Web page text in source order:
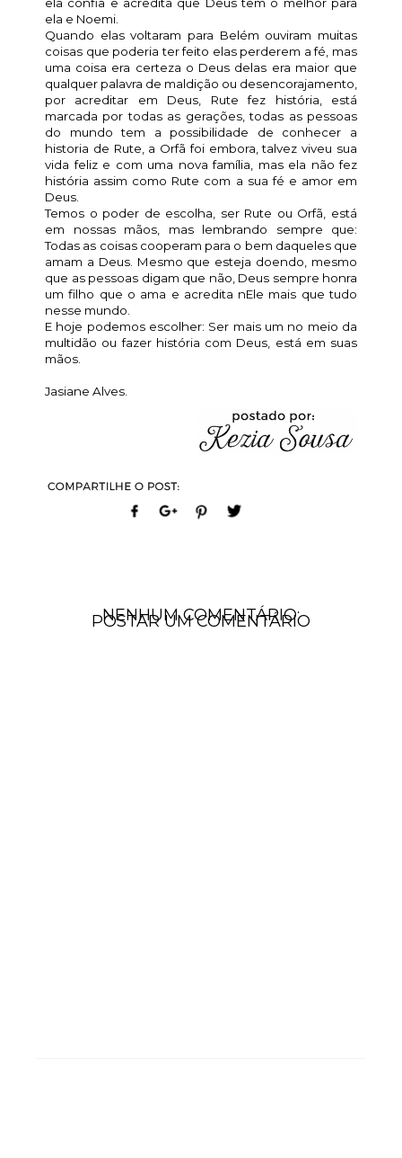
ela e Noemi.
Quando elas voltaram para Belém ouviram muitas
coisas que poderia ter feito elas perderem a fé, mas
uma coisa era certeza o Deus delas era maior que
qualquer palavra de maldição ou desencorajamento,
por acreditar em Deus, Rute fez história, está
marcada por todas as gerações, todas as pessoas
do mundo tem a possibilidade de conhecer a
historia de Rute, a Orfã foi embora, talvez viveu sua
vida feliz e com uma nova família, mas ela não fez
história assim como Rute com a sua fé e amor em
Deus.
Temos o poder de escolha, ser Rute ou Orfã, está
em nossas mãos, mas lembrando sempre que:
Todas as coisas cooperam para o bem daqueles que
amam a Deus. Mesmo que esteja doendo, mesmo
que as pessoas digam que não, Deus sempre honra
um filho que o ama e acredita nEle mais que tudo
nesse mundo.
E hoje podemos escolher: Ser mais um no meio da
multidão ou fazer história com Deus, está em suas
mãos.
Jasiane Alves.
NENHUM COMENTÁRIO:
POSTAR UM COMENTÁRIO